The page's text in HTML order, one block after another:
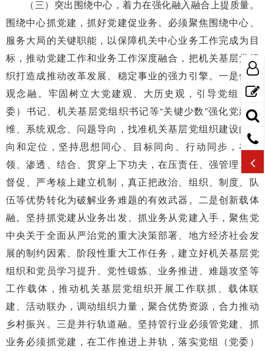
（三）突出围绕中心，着力在强化融入融合上提质量。
围绕中心抓党建，抓好党建促业务。必须聚焦围绕中心、
服务大局的关键职能，以保障机关中心业务工作完成为目
标，推动党建工作和业务工作深度融合，把机关基层党组
织打造成推动改革发展、稳定事业的强力引擎。一是促进
观念融。牢固树立大党建观、大历史观，引导党组（党
委）书记、机关基层党组织书记等“关键少数”强化党建思
维、系统观念、问题导向，找准机关基层党组织建设的方
向和定位，坚持思想同心、目标同向、行动同步，在统
领、渗透、结合、贯穿上下功夫，在压责任、强管理、勤
督促、严考核上建立机制，真正把政治、组织、制度、队
伍等优势转化为破解业务难题的有效武器。二是创新载体
融。坚持抓党建从业务出发、抓业务从党建入手，聚焦党
中央关于全面从严治党的重大决策部署、地方经济社会发
展的制约因素、阶段性重大工作任务，建立好机关基层党
组织和党员学习提升、党性锻炼、业务推进、难题攻坚等
工作载体，推动机关基层党组织开展工作联抓、载体联
建、活动联办，调动组织力量，聚合优势资源，合力推动
乡村振兴。三是并行轨道融。坚持管行业必须管党建、抓
业务必须抓党建，在工作推进上并轨，落实党组（党委）